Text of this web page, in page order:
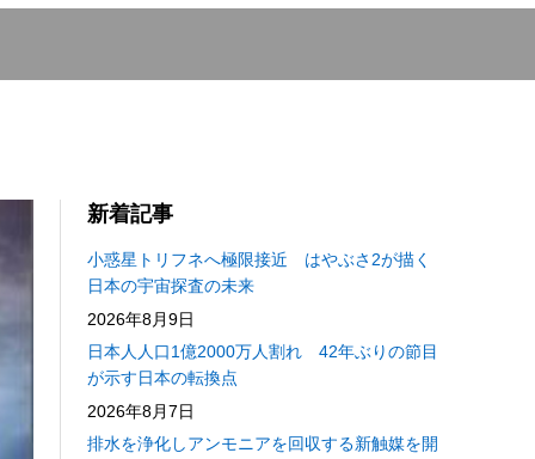
新着記事
小惑星トリフネへ極限接近 はやぶさ2が描く
日本の宇宙探査の未来
2026年8月9日
日本人人口1億2000万人割れ 42年ぶりの節目
が示す日本の転換点
2026年8月7日
排水を浄化しアンモニアを回収する新触媒を開